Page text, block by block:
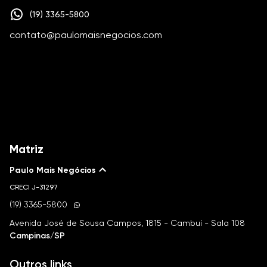
(19) 3365-5800
contato@paulomaisnegocios.com
Matriz
Paulo Mais Negócios
CRECI J-31297
(19) 3365-5800
Avenida José de Sousa Campos, 1815 - Cambuí - Sala 108
Campinas/SP